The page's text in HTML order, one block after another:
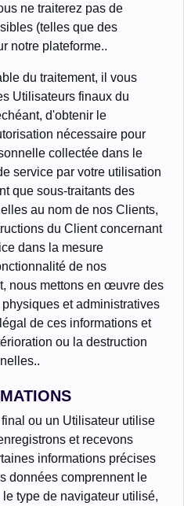
ne traiterez pas de
(telles que des
notre plateforme..
du traitement, il vous
Utilisateurs finaux du
d'obtenir le
nécessaire pour
collectée dans le
service par votre utilisation
que sous-traitants des
au nom de nos Clients,
du Client concernant
dans la mesure
de nos
nous mettons en œuvre des
et administratives
de ces informations et
ou la destruction
ou un Utilisateur utilise
et recevons
informations précises
données comprennent le
type de navigateur utilisé,